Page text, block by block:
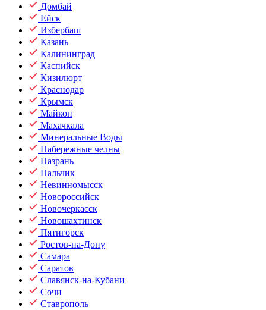
Домбай
Ейск
Избербаш
Казань
Калининград
Каспийск
Кизилюрт
Краснодар
Крымск
Майкоп
Махачкала
Минеральные Воды
Набережные челны
Назрань
Нальчик
Невинномысск
Новороссийск
Новочеркасск
Новошахтинск
Пятигорск
Ростов-на-Дону
Самара
Саратов
Славянск-на-Кубани
Сочи
Ставрополь